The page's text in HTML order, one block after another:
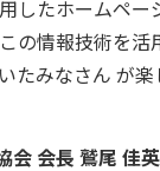
したホームペー
の情報技術を活
たみなさん が楽
会 会長 鷲尾